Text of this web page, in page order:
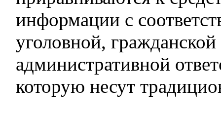
информации с
уголовной,
административной
которую несут